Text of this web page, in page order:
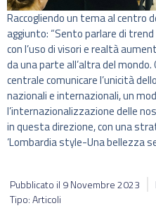
Raccogliendo un tema al centro
aggiunto: “Sento parlare di trend
con l’uso di visori e realtà
da una parte all’altra del
centrale comunicare l’unicità
nazionali e internazionali, un
l’internazionalizzazione delle
in questa direzione, con una
‘Lombardia style-Una bellezza
Pubblicato il 9 Novembre 2023
Tipo: Articoli